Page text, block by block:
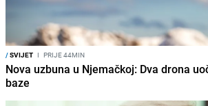
/SVIJET I PRIJE 44MIN
Nova uzbuna u Njemačkoj: Dva drona
baze